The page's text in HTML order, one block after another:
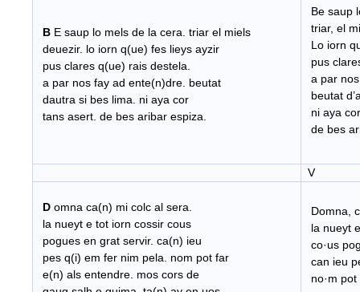
B E saup lo mels de la cera. triar el miels
deuezir. lo iorn q(ue) fes lieys ayzir
pus clares q(ue) rais destela.
a par nos fay ad ente(n)dre. beutat
dautra si bes lima. ni aya cor
tans asert. de bes aribar espiza.
Be saup
triar, el
Lo iorn
pus
a par
beutat
ni aya
de bes
V
D omna ca(n) mi colc al sera.
la nueyt e tot iorn cossir cous
pogues en grat servir. ca(n) ieu
pes q(i) em fer nim pela. nom pot far
e(n) als entendre. mos cors de
Domna,
la nueyt
co·us
can ieu
no·m